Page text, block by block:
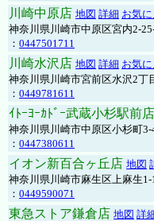
川崎中原店 地図 詳細 お気
神奈川県川崎市中原区宮内2-
： 0447501711
川崎水沢店 地図 詳細 お気
神奈川県川崎市宮前区水沢2丁
： 0449781611
ｲﾄｰﾖｰｶﾄﾞｰ武蔵小杉駅前店
神奈川県川崎市中原区小杉町
： 0447380611
イオン新百合ヶ丘店 地図
神奈川県川崎市麻生区上麻生
： 0449590071
東急ストア鎌倉店 地図 詳